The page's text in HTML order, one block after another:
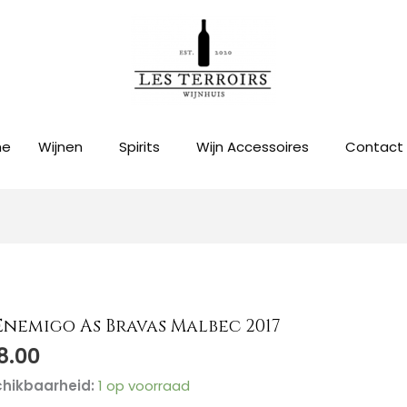
Wijnen Spirits Wijn Accessoires Contact
As Bravas Malbec 2017
1 op voorraad